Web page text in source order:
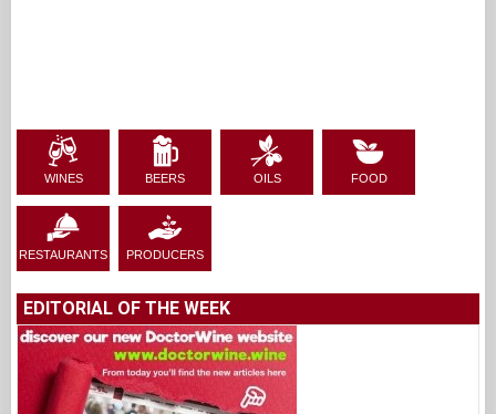
WINES BEERS OILS FOOD
RESTAURANTS PRODUCERS
EDITORIAL OF THE WEEK